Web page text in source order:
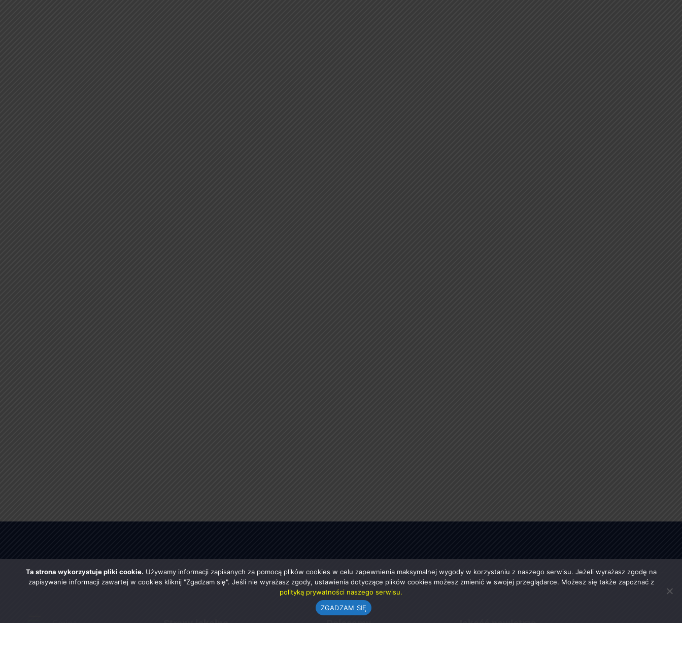
Strony lokalne Polecamy Jakość powietrza
Ta strona wykorzystuje pliki cookie. Używamy informacji zapisanych za pomocą plików cookies w celu zapewnienia maksymalnej wygody w korzystaniu z naszego serwisu. Jeżeli wyrażasz zgodę na
zapisywanie informacji zawartej w cookies kliknij "Zgadzam się". Jeśli nie wyrażasz zgody, ustawienia dotyczące plików cookies możesz zmienić w swojej przeglądarce. Możesz się także zapoznać z
polityką prywatności naszego serwisu.
ZGADZAM SIĘ